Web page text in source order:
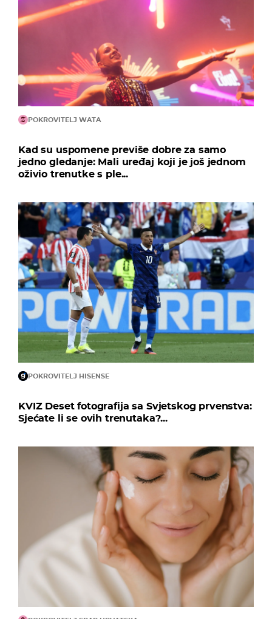
POKROVITELJ WATA
Kad su uspomene previše dobre za samo
jedno gledanje: Mali uređaj koji je još jednom
oživio trenutke s ple...
POKROVITELJ HISENSE
KVIZ Deset fotografija sa Svjetskog prvenstva:
Sjećate li se ovih trenutaka?...